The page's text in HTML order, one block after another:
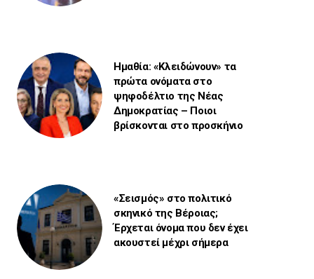
Ημαθία: «Κλειδώνουν» τα
πρώτα ονόματα στο
ψηφοδέλτιο της Νέας
Δημοκρατίας – Ποιοι
βρίσκονται στο προσκήνιο
«Σεισμός» στο πολιτικό
σκηνικό της Βέροιας;
Έρχεται όνομα που δεν έχει
ακουστεί μέχρι σήμερα